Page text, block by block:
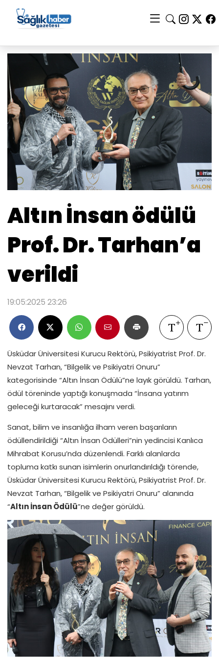
Altın İnsan ödülü
Prof. Dr. Tarhan’a
verildi
19:05:2025 23:26
Üsküdar Üniversitesi Kurucu Rektörü, Psikiyatrist Prof. Dr.
Nevzat Tarhan, “Bilgelik ve Psikiyatri Onuru”
kategorisinde “Altın İnsan Ödülü”ne layık görüldü. Tarhan,
ödül töreninde yaptığı konuşmada “İnsana yatırım
geleceği kurtaracak” mesajını verdi.
Sanat, bilim ve insanlığa ilham veren başarıların
ödüllendirildiği “Altın İnsan Ödülleri”nin yedincisi Kanlıca
Mihrabat Korusu’nda düzenlendi. Farklı alanlarda
topluma katkı sunan isimlerin onurlandırıldığı törende,
Üsküdar Üniversitesi Kurucu Rektörü, Psikiyatrist Prof. Dr.
Nevzat Tarhan, “Bilgelik ve Psikiyatri Onuru” alanında
“Altın İnsan Ödülü”ne değer görüldü.